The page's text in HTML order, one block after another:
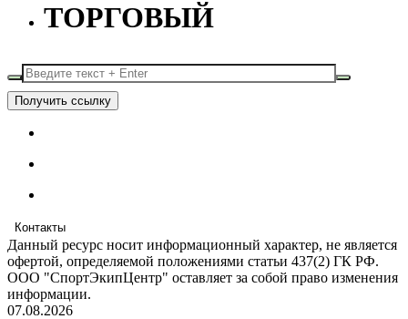
ТОРГОВЫЙ
Получить ссылку
Контакты
Данный ресурс носит информационный характер, не является
офертой, определяемой положениями статьи 437(2) ГК РФ.
ООО "СпортЭкипЦентр" оставляет за собой право изменения
информации.
07.08.2026